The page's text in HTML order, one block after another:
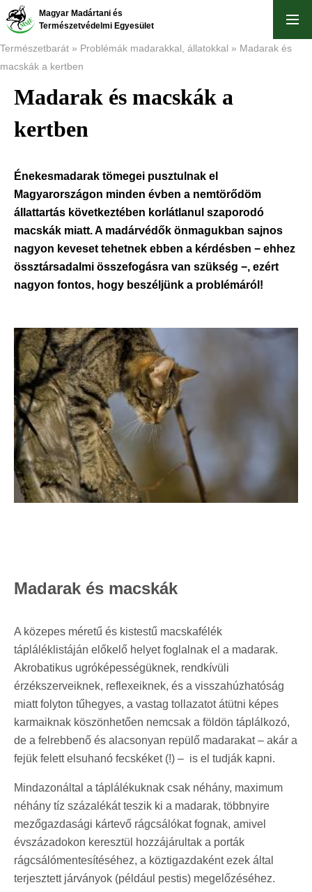
Ugrás
tartalomra
Magyar Madártani és
Természetvédelmi Egyesület
Morzsa
Természetbarát Problémák madarakkal, állatokkal
Madarak és
macskák a kertben
Madarak és macskák a
kertben
Énekesmadarak tömegei pusztulnak el
Magyarországon minden évben a nemtörődöm
állattartás következtében korlátlanul szaporodó
macskák miatt. A madárvédők önmagukban sajnos
nagyon keveset tehetnek ebben a kérdésben − ehhez
össztársadalmi összefogásra van szükség −, ezért
nagyon fontos, hogy beszéljünk a problémáról!
Madarak és macskák
A közepes méretű és kistestű macskafélék
tápláléklistáján előkelő helyet foglalnak el a madarak.
Akrobatikus ugróképességüknek, rendkívüli
érzékszerveiknek, reflexeiknek, és a visszahúzhatóság
miatt folyton tűhegyes, a vastag tollazatot átütni képes
karmaiknak köszönhetően nemcsak a földön táplálkozó,
de a felrebbenő és alacsonyan repülő madarakat – akár a
fejük felett elsuhanó fecskéket (!) – is el tudják kapni.
Mindazonáltal a táplálékuknak csak néhány, maximum
néhány tíz százalékát teszik ki a madarak, többnyire
mezőgazdasági kártevő rágcsálókat fognak, amivel
évszázadokon keresztül hozzájárultak a porták
rágcsálómentesítéséhez, a köztigazdaként ezek által
terjesztett járványok (például pestis) megelőzéséhez.